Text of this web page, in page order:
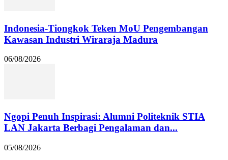
Indonesia-Tiongkok Teken MoU Pengembangan
Kawasan Industri Wiraraja Madura
06/08/2026
Ngopi Penuh Inspirasi: Alumni Politeknik STIA
LAN Jakarta Berbagi Pengalaman dan...
05/08/2026